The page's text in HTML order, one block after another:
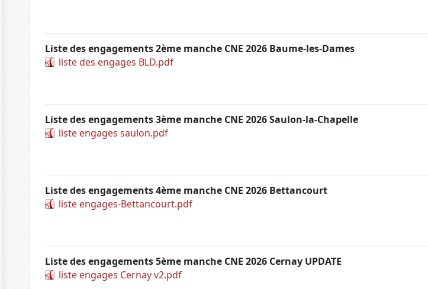
Liste des engagements 2ème manche CNE 2026 Baume-les-Dames
liste des engages BLD.pdf
Liste des engagements 3ème manche CNE 2026 Saulon-la-Chapelle
liste engages saulon.pdf
Liste des engagements 4ème manche CNE 2026 Bettancourt
liste engages-Bettancourt.pdf
Liste des engagements 5ème manche CNE 2026 Cernay UPDATE
liste engages Cernay v2.pdf